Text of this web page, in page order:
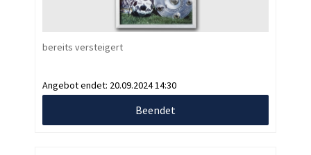
bereits versteigert
Angebot endet: 20.09.2024 14:30
Beendet